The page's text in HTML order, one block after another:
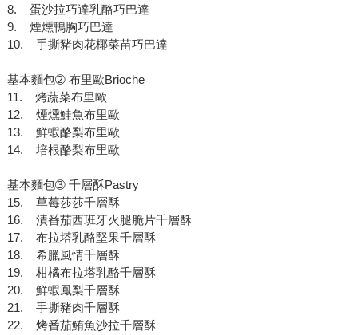
8. 蛋沙拉巧達乳酪巧巴達
9. 煙燻鴨胸巧巴達
10. 手撕豬肉花椰菜苗巧巴達
基本麵包➁ 布里歐Brioche
11. 烤蔬菜布里歐
12. 煙燻鮭魚布里歐
13. 鮮蝦酪梨布里歐
14. 培根酪梨布里歐
基本麵包➂ 千層酥Pastry
15. 草莓莎莎千層酥
16. 漬番茄西班牙火腿脆片千層酥
17. 布拉塔乳酪堅果千層酥
18. 希臘風情千層酥
19. 柑橘布拉塔乳酪千層酥
20. 鮮蝦鳳梨千層酥
21. 手撕豬肉千層酥
22. 烤番茄鮪魚沙拉千層酥